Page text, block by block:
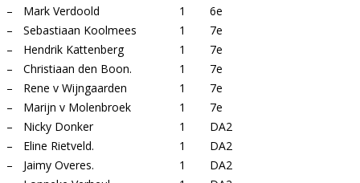
–
Mark Verdoold 1
6e
–
Sebastiaan Koolmees 1
7e
–
Hendrik Kattenberg 1
7e
–
Christiaan den Boon. 1
7e
–
Rene v Wijngaarden 1
7e
–
Marijn v Molenbroek 1
7e
–
Nicky Donker 1
DA2
–
Eline Rietveld. 1
DA2
–
Jaimy Overes. 1
DA2